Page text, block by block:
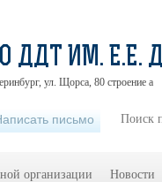
ДДТ ИМ. Е.Е.
ул. Щорса, 80 строение а
письмо
организации Новости